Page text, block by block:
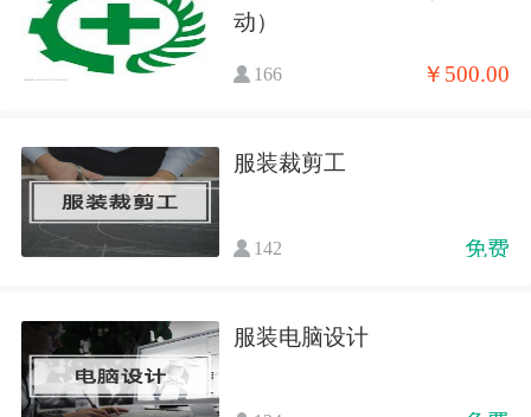
动）
166 ￥500.00
服装裁剪工
142 免费
服装电脑设计